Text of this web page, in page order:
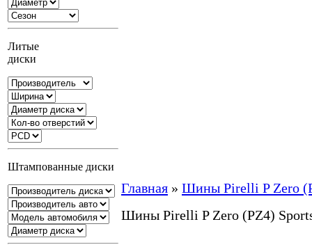
Литые
диски
Штампованные диски
Главная » Шины Pirelli P Zero
Шины Pirelli P Zero (PZ4)